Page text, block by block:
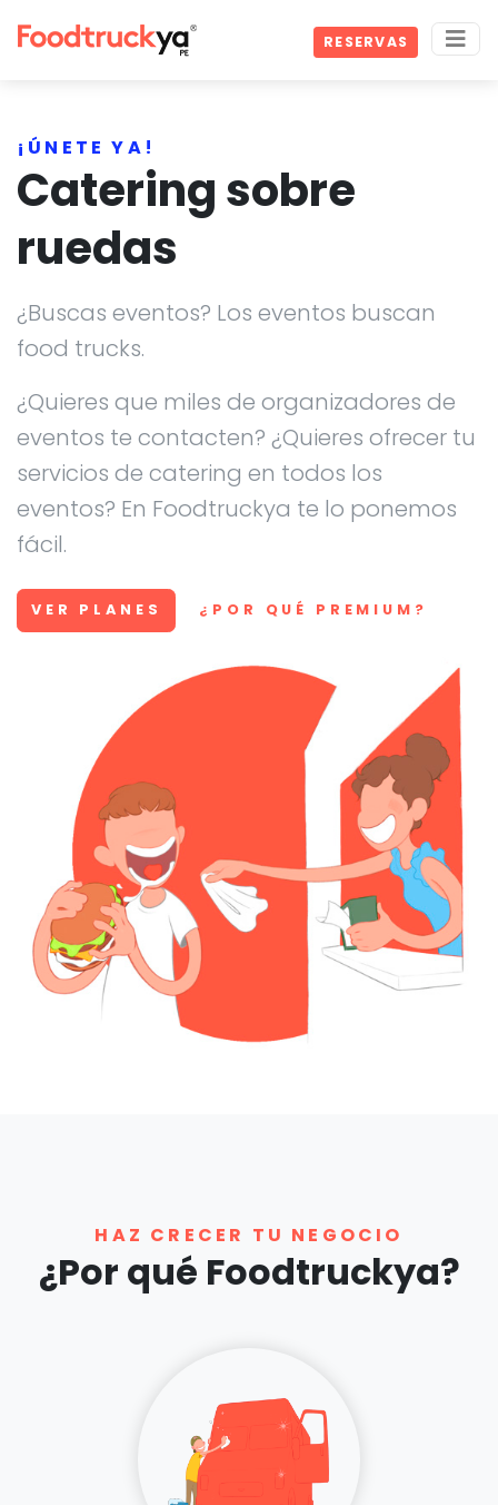
RESERVAS
¡ÚNETE YA!
Catering sobre
ruedas
¿Buscas eventos? Los eventos buscan
food trucks.
¿Quieres que miles de organizadores de
eventos te contacten? ¿Quieres ofrecer tu
servicios de catering en todos los
eventos? En Foodtruckya te lo ponemos
fácil.
VER PLANES ¿POR QUÉ PREMIUM?
HAZ CRECER TU NEGOCIO
¿Por qué Foodtruckya?